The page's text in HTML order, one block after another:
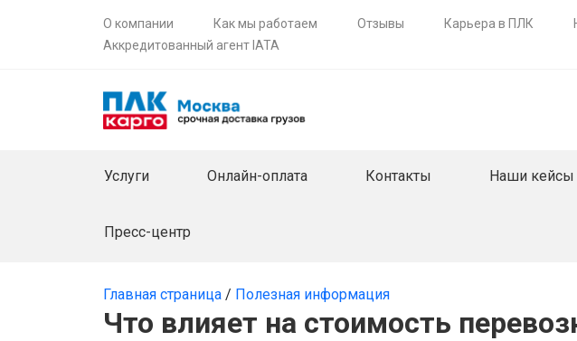
О компании Как мы работаем Отзывы Карьера в ПЛК
Аккредитованный агент IATA
Услуги Онлайн-оплата Контакты Наши кейсы
Пресс-центр
Главная страница / Полезная информация
Что влияет на стоимость